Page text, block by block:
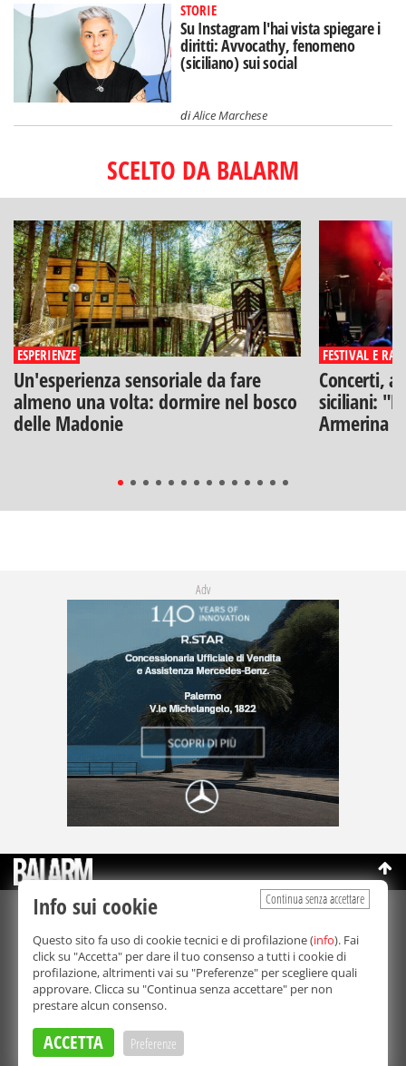
STORIE
Su Instagram l'hai vista spiegare i
diritti: Avvocathy, fenomeno
(siciliano) sui social
diAlice Marchese
SCELTO DA BALARM
ESPERIENZE
Un'esperienza sensoriale da fare
almeno una volta: dormire nel bosco
delle Madonie
FESTIVAL E
Concerti,
siciliani:
Armerina
Adv
©Copyright 2003-2026
Bmedia Srl- P.IVA 07064240828
La riproduzione totale o parziale di tutti i contenuti, in qualunque
forma, su qualsiasi supporto è proibita.
Balarm.it è una testata giornalistica registrata. Autorizzazione del
Tribunale di Palermo n° 32 del 21/10/2003
Direttore responsabile:
Continua senza accettare
Info sui cookie
Questo sito fa uso di cookie tecnici e di profilazione (info). Fai
click su "Accetta" per dare il tuo consenso a tutti i cookie di
profilazione, altrimenti vai su "Preferenze" per scegliere quali
approvare. Clicca su "Continua senza accettare" per non
prestare alcun consenso.
ACCETTA Preferenze